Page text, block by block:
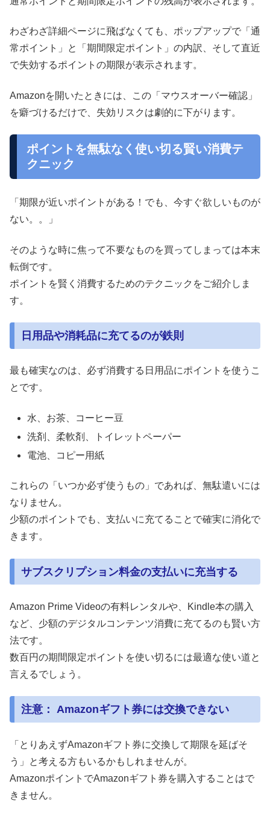
わざわざ詳細ページに飛ばなくても、ポップアップで「通
常ポイント」と「期間限定ポイント」の内訳、そして直近
で失効するポイントの期限が表示されます。
Amazonを開いたときには、この「マウスオーバー確認」
を癖づけるだけで、失効リスクは劇的に下がります。
ポイントを無駄なく使い切る賢い消費テ
クニック
「期限が近いポイントがある！でも、今すぐ欲しいものが
ない。。」
そのような時に焦って不要なものを買ってしまっては本末
転倒です。
ポイントを賢く消費するためのテクニックをご紹介しま
す。
日用品や消耗品に充てるのが鉄則
最も確実なのは、必ず消費する日用品にポイントを使うこ
とです。
水、お茶、コーヒー豆
洗剤、柔軟剤、トイレットペーパー
電池、コピー用紙
これらの「いつか必ず使うもの」であれば、無駄遣いには
なりません。
少額のポイントでも、支払いに充てることで確実に消化で
きます。
サブスクリプション料金の支払いに充当する
Amazon Prime Videoの有料レンタルや、Kindle本の購入
など、少額のデジタルコンテンツ消費に充てるのも賢い方
法です。
数百円の期間限定ポイントを使い切るには最適な使い道と
言えるでしょう。
注意： Amazonギフト券には交換できない
「とりあえずAmazonギフト券に交換して期限を延ばそ
う」と考える方もいるかもしれませんが。
AmazonポイントでAmazonギフト券を購入することはで
きません。